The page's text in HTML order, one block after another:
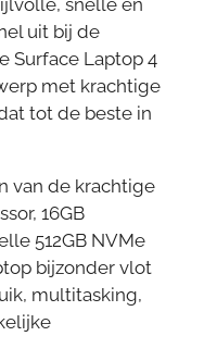
snelle en
uit bij de
Surface Laptop 4
met krachtige
tot de beste in
van de krachtige
16GB
512GB NVMe
bijzonder vlot
multitasking,